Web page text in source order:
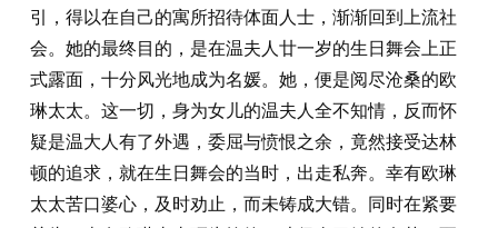
引，得以在自己的寓所招待体面人士，渐渐回到上流社
会。她的最终目的，是在温夫人廿一岁的生日舞会上正
式露面，十分风光地成为名媛。她，便是阅尽沧桑的欧
琳太太。这一切，身为女儿的温夫人全不知情，反而怀
疑是温大人有了外遇，委屈与愤恨之余，竟然接受达林
顿的追求，就在生日舞会的当时，出走私奔。幸有欧琳
太太苦口婆心，及时劝止，而未铸成大错。同时在紧要